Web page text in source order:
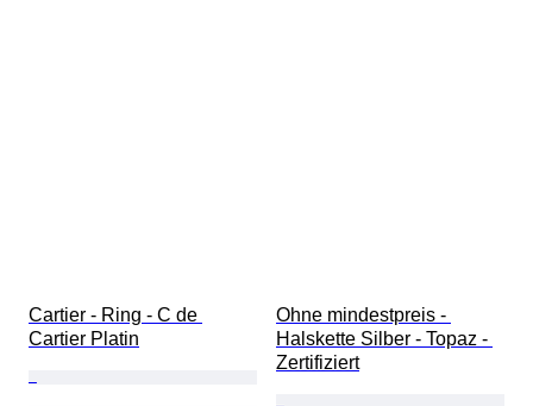
Cartier - Ring - C de
Cartier Platin
Ohne mindestpreis -
Halskette Silber - Topaz -
Zertifiziert